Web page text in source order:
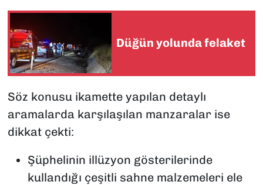
Düğün yolunda felaket
Söz konusu ikamette yapılan detaylı
aramalarda karşılaşılan manzaralar ise
dikkat çekti:
Şüphelinin illüzyon gösterilerinde
kullandığı çeşitli sahne malzemeleri ele